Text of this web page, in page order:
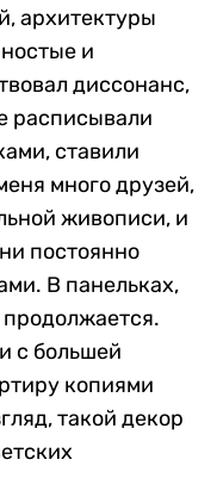
архитектуры
и
диссонанс,
расписывали
ставили
много друзей,
живописи, и
постоянно
В панельках,
продолжается.
с большей
копиями
такой декор